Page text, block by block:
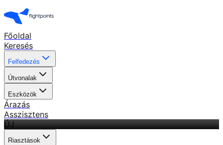
Főoldal
Keresés
Felfedezés
Útvonalak
Eszközök
Árazás
Asszisztens
ÚJ
Riasztások